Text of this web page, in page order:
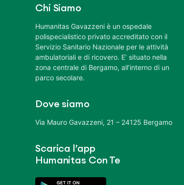
Chi Siamo
Humanitas Gavazzeni è un ospedale
polispecialistico privato accreditato con il
Servizio Sanitario Nazionale per le attività
ambulatoriali e di ricovero. E’ situato nella
zona centrale di Bergamo, all’interno di un
parco secolare.
Dove siamo
Via Mauro Gavazzeni, 21 – 24125 Bergamo
Scarica l’app
Humanitas Con Te